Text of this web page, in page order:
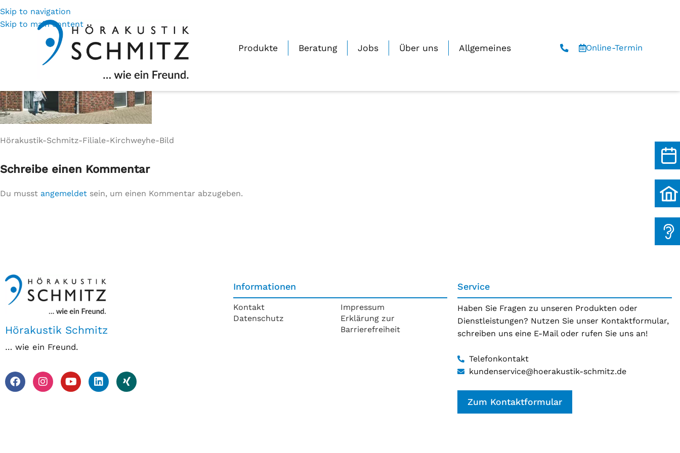
Skip to navigation
Skip to main content
Produkte Beratung Jobs Über uns Allgemeines Online-Termin
Hörakustik-Schmitz-Filiale-Kirchweyhe-Bild
Schreibe einen Kommentar
Du musst angemeldet sein, um einen Kommentar abzugeben.
Hörakustik Schmitz
… wie ein Freund.
Informationen
Kontakt
Datenschutz
Impressum
Erklärung zur
Barrierefreiheit
Service
Haben Sie Fragen zu unseren Produkten oder
Dienstleistungen? Nutzen Sie unser Kontaktformular,
schreiben uns eine E-Mail oder rufen Sie uns an!
Telefonkontakt
kundenservice@hoerakustik-schmitz.de
Zum Kontaktformular